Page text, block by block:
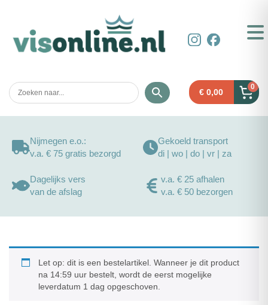
€ 0,00
0
Nijmegen e.o.:
v.a. € 75 gratis bezorgd
Gekoeld transport
di | wo | do | vr | za
Dagelijks vers
van de afslag
v.a. € 25 afhalen
v.a. € 50 bezorgen
Let op: dit is een bestelartikel. Wanneer je dit product
na 14:59 uur bestelt, wordt de eerst mogelijke
leverdatum 1 dag opgeschoven.